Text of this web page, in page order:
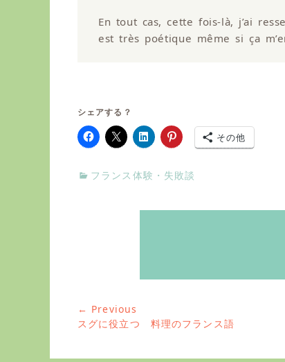
En tout cas, cette fois-là, j’ai
est très poétique même si ça
シェアする？
その他
C
s
フランス体験・失敗談
投
← Previous
Previous
スグに役立つ 料理のフランス語